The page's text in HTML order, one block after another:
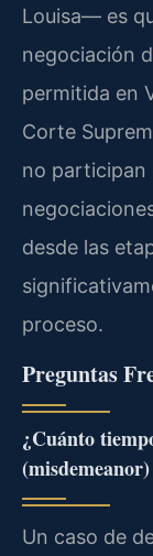
Louisa— es
negociación
permitida en
Corte
no participan
desde las
proceso.
Preguntas
¿Cuánto
Un caso de